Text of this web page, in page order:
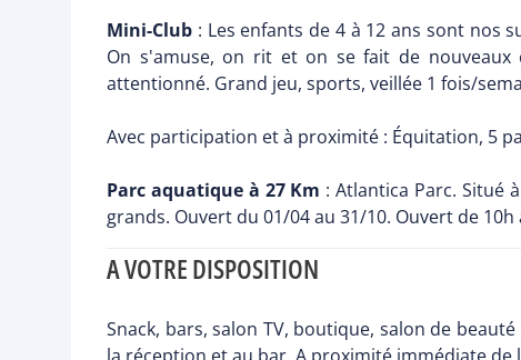
Mini-Club : Les enfants de 4 à 12 ans sont nos
On s'amuse, on rit et on se fait de
attentionné. Grand jeu, sports, veillée 1 fois/
Avec participation et à proximité : Équitation, 5
Parc aquatique à 27 Km : Atlantica Parc. Situé
grands. Ouvert du 01/04 au 31/10. Ouvert de
A VOTRE DISPOSITION
Snack, bars, salon TV, boutique, salon de